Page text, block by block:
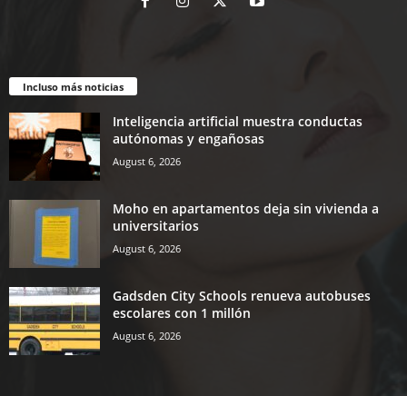
Incluso más noticias
Inteligencia artificial muestra conductas
autónomas y engañosas
August 6, 2026
Moho en apartamentos deja sin vivienda a
universitarios
August 6, 2026
Gadsden City Schools renueva autobuses
escolares con 1 millón
August 6, 2026